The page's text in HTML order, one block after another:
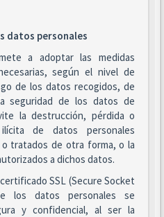
datos personales
a adoptar las medidas
según el nivel de
de los datos recogidos, de
seguridad de los datos de
la destrucción, pérdida o
de datos personales
tratados de otra forma, o la
a dichos datos.
SSL (Secure Socket
los datos personales se
y confidencial, al ser la